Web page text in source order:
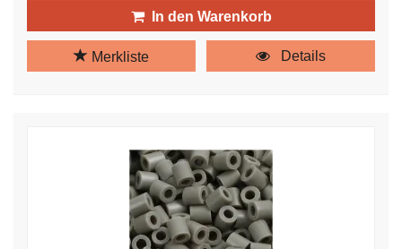
In den Warenkorb
Merkliste Details